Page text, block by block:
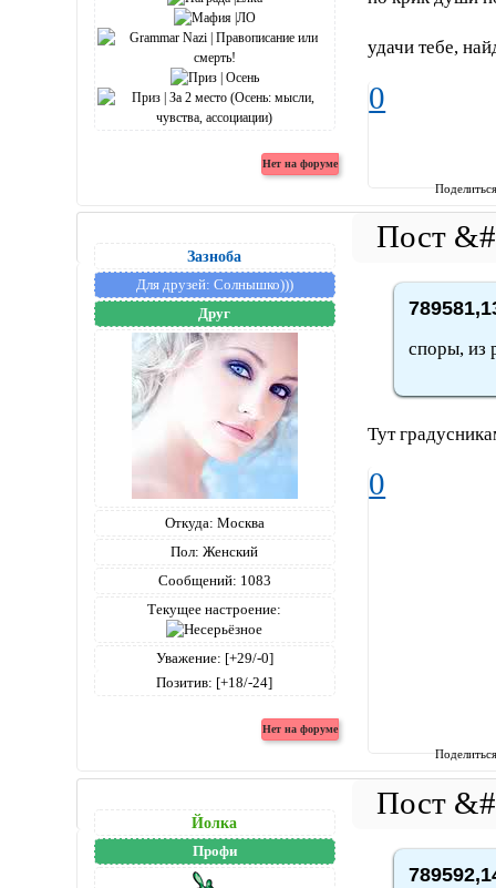
удачи тебе,
0
Зазноба
Для друзей: Солнышко)))
Друг
Откуда: Москва
Пол: Женский
Сообщений: 1083
Текущее настроение:
Уважение: [+29/-0]
Позитив: [+18/-24]
споры, из
Тут
0
Йолка
Профи